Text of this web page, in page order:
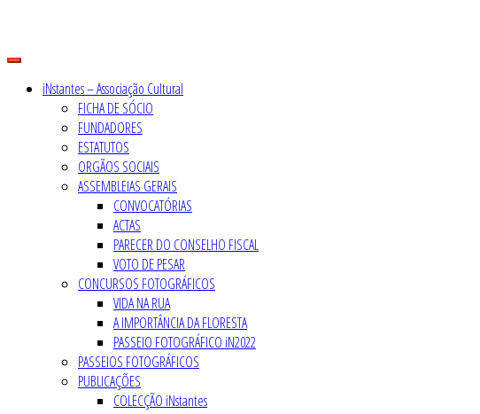
content
iNstantes – Associação Cultural
FICHA DE SÓCIO
FUNDADORES
ESTATUTOS
ORGÃOS SOCIAIS
ASSEMBLEIAS GERAIS
CONVOCATÓRIAS
ACTAS
PARECER DO CONSELHO FISCAL
VOTO DE PESAR
CONCURSOS FOTOGRÁFICOS
VIDA NA RUA
A IMPORTÂNCIA DA FLORESTA
PASSEIO FOTOGRÁFICO iN2022
PASSEIOS FOTOGRÁFICOS
PUBLICAÇÕES
COLECÇÃO iNstantes